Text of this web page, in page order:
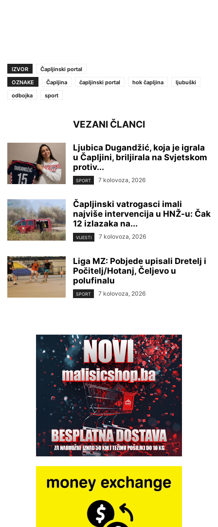
IZVOR
Čapljinski portal
OZNAKE
Čapljina čapljinski portal hok čapljina
ljubuški
odbojka
sport
VEZANI ČLANCI
Ljubica Dugandžić, koja je igrala
u Čapljini, briljirala na Svjetskom
protiv...
SPORT 7 kolovoza, 2026
Čapljinski vatrogasci imali
najviše intervencija u HNŽ-u: Čak
12 izlazaka na...
VIJESTI 7 kolovoza, 2026
Liga MZ: Pobjede upisali Dretelj i
Počitelj/Hotanj, Čeljevo u
polufinalu
SPORT 7 kolovoza, 2026